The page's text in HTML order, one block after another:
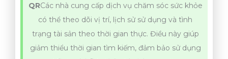
QRCác nhà cung cấp dịch vụ chăm sóc sức khỏe
có thể theo dõi vị trí, lịch sử sử dụng và tình
trạng tài sản theo thời gian thực. Điều này giúp
giảm thiểu thời gian tìm kiếm, đảm bảo sử dụng